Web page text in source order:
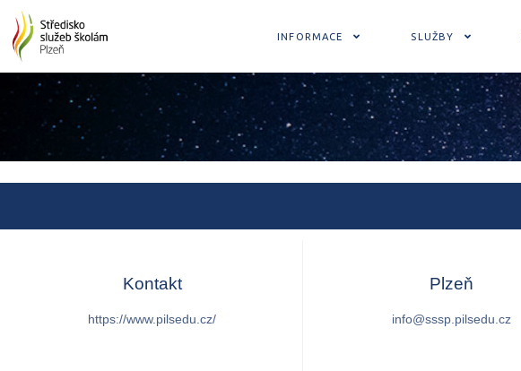
INFORMACE SLUŽBY
Kontakt
https://www.pilsedu.cz/
Plzeň
info@sssp.pilsedu.cz